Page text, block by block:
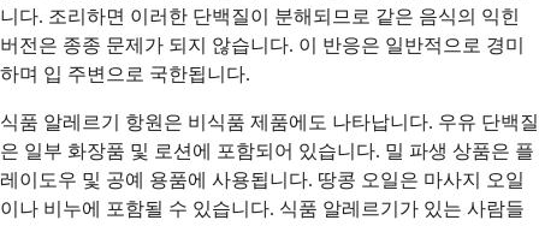
니다. 조리하면 이러한 단백질이 분해되므로 같은 음식의 익힌
버전은 종종 문제가 되지 않습니다. 이 반응은 일반적으로 경미
하며 입 주변으로 국한됩니다.
식품 알레르기 항원은 비식품 제품에도 나타납니다. 우유 단백질
은 일부 화장품 및 로션에 포함되어 있습니다. 밀 파생 상품은 플
레이도우 및 공예 용품에 사용됩니다. 땅콩 오일은 마사지 오일
이나 비누에 포함될 수 있습니다. 식품 알레르기가 있는 사람들